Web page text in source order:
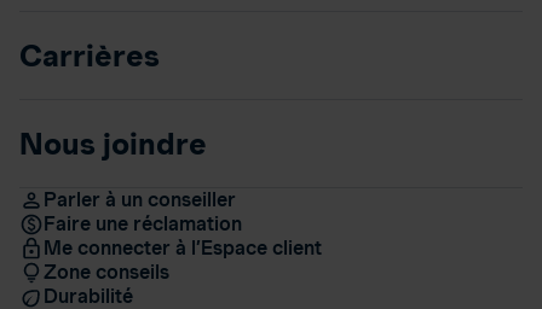
Carrières
Nous joindre
Parler à un conseiller
Faire une réclamation
Me connecter à l’Espace client
Zone conseils
Durabilité